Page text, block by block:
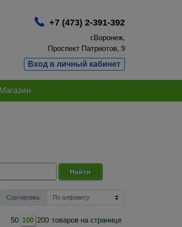
+7 (473) 2-391-392
г.Воронеж,
Проспект Патриотов, 9
Вход в личный кабинет
Магазин
Найти
Сортировка:
50 100 200 товаров на странице